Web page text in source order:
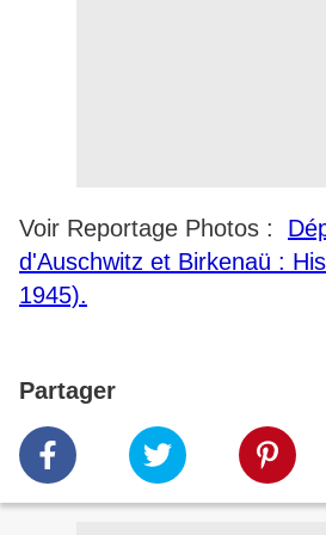
Voir Reportage Photos :
d'Auschwitz et Birkenaü :
1945).
Partager